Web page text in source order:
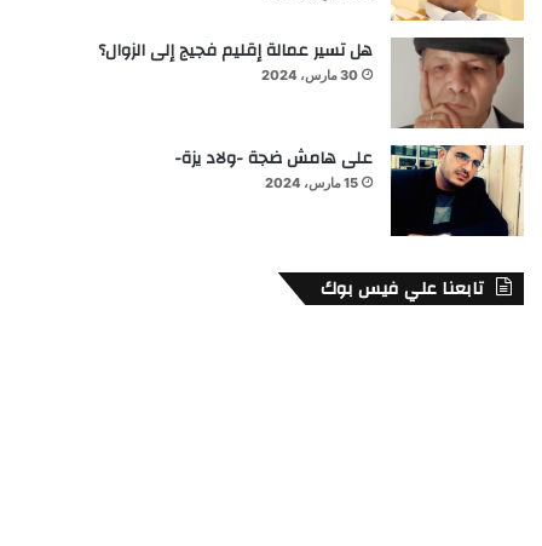
هل تسير عمالة إقليم فجيج إلى الزوال؟
30 مارس، 2024
على هامش ضجة -ولاد يزة-
15 مارس، 2024
تابعنا علي فيس بوك